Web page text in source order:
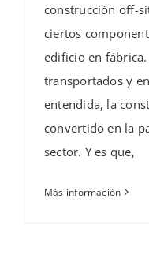
construcción off-
ciertos
edificio en
transportados y
entendida, la
convertido en la
sector. Y es que,
Más información